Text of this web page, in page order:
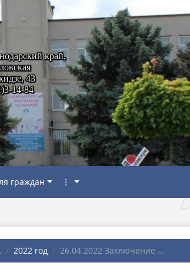
край,
43
14-84
граждан ⋮
2022 год 26.04.2022 Заключение ...